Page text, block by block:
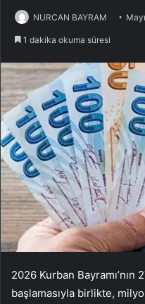
NURCAN BAYRAM
1 dakika okuma süresi
2026 Kurban Bayramı’nın
başlamasıyla birlikte,